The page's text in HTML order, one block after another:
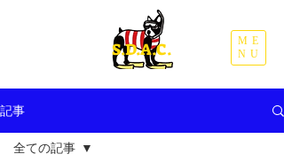
​S.D.A.C.
ME
NU
記事
全ての記事